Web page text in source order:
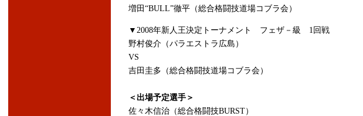
増田“BULL”徹平（総合格闘技道場コブラ会）
▼2008年新人王決定トーナメント フェザ－級 1回戦
野村俊介（パラエストラ広島）
VS
吉田圭多（総合格闘技道場コブラ会）
＜出場予定選手＞
佐々木信治（総合格闘技BURST）